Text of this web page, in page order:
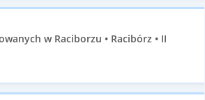
w Raciborzu • Racibórz • II